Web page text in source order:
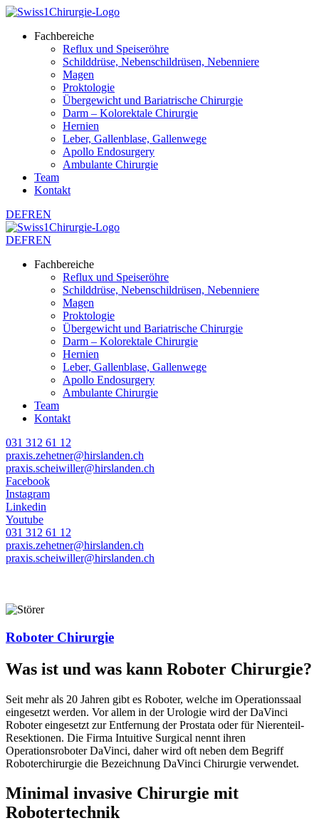
Fachbereiche
Reflux und Speiseröhre
Schilddrüse, Nebenschildrüsen, Nebenniere
Magen
Proktologie
Übergewicht und Bariatrische Chirurgie
Darm – Kolorektale Chirurgie
Hernien
Leber, Gallenblase, Gallenwege
Apollo Endosurgery
Ambulante Chirurgie
Team
Kontakt
DEFREN
DEFREN
Fachbereiche
Reflux und Speiseröhre
Schilddrüse, Nebenschildrüsen, Nebenniere
Magen
Proktologie
Übergewicht und Bariatrische Chirurgie
Darm – Kolorektale Chirurgie
Hernien
Leber, Gallenblase, Gallenwege
Apollo Endosurgery
Ambulante Chirurgie
Team
Kontakt
031 312 61 12
praxis.zehetner@hirslanden.ch
praxis.scheiwiller@hirslanden.ch
Facebook
Instagram
Linkedin
Youtube
031 312 61 12
praxis.zehetner@hirslanden.ch
praxis.scheiwiller@hirslanden.ch
Roboter Chirurgie
Was ist und was kann Roboter Chirurgie?
Seit mehr als 20 Jahren gibt es Roboter, welche im Operationssaal
eingesetzt werden. Vor allem in der Urologie wird der DaVinci
Roboter eingesetzt zur Entfernung der Prostata oder für Nierenteil-
Resektionen. Die Firma Intuitive Surgical nennt ihren
Operationsroboter DaVinci, daher wird oft neben dem Begriff
Roboterchirurgie die Bezeichnung DaVinci Chirurgie verwendet.
Minimal invasive Chirurgie mit
Robotertechnik